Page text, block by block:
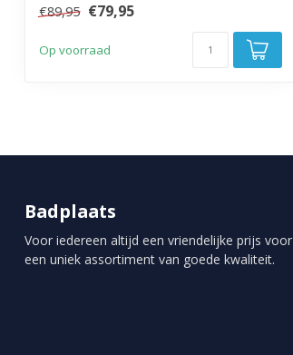
€89,95 €79,95
Op voorraad
Badplaats
Voor iedereen altijd een vriendelijke prijs voor
een uniek assortiment van goede kwaliteit.